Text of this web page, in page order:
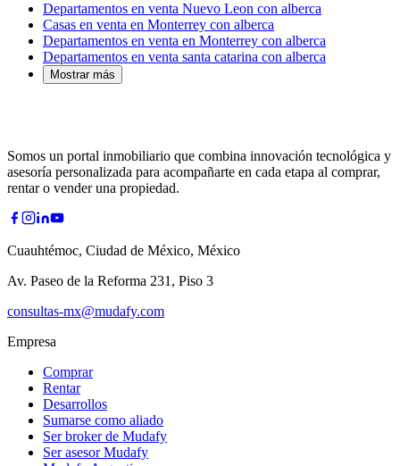
Departamentos en venta Nuevo Leon con alberca
Casas en venta en Monterrey con alberca
Departamentos en venta en Monterrey con alberca
Departamentos en venta santa catarina con alberca
Mostrar más
Somos un portal inmobiliario que combina innovación tecnológica y
asesoría personalizada para acompañarte en cada etapa al comprar,
rentar o vender una propiedad.
Cuauhtémoc, Ciudad de México, México
Av. Paseo de la Reforma 231, Piso 3
consultas-mx@mudafy.com
Empresa
Comprar
Rentar
Desarrollos
Sumarse como aliado
Ser broker de Mudafy
Ser asesor Mudafy